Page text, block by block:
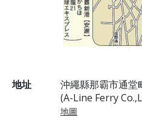
地址
沖繩縣那霸市通堂
(A-Line Ferry
地圖